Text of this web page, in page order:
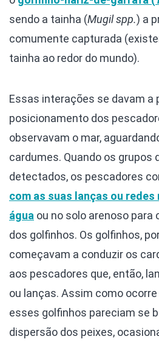
sendo a tainha (Mugil spp.) a
comumente capturada
tainha ao redor do mundo).
Essas interações se davam a
posicionamento dos
observavam o mar,
cardumes. Quando os grupos
detectados, os pescadores
com as suas lanças ou redes
água ou no solo arenoso para
dos golfinhos. Os golfinhos,
começavam a conduzir os
aos pescadores que, então,
ou lanças. Assim como ocorre
esses golfinhos pareciam se
dispersão dos peixes,